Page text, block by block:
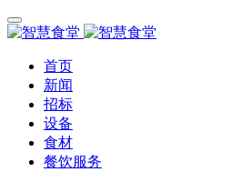
首页
新闻
招标
设备
食材
餐饮服务